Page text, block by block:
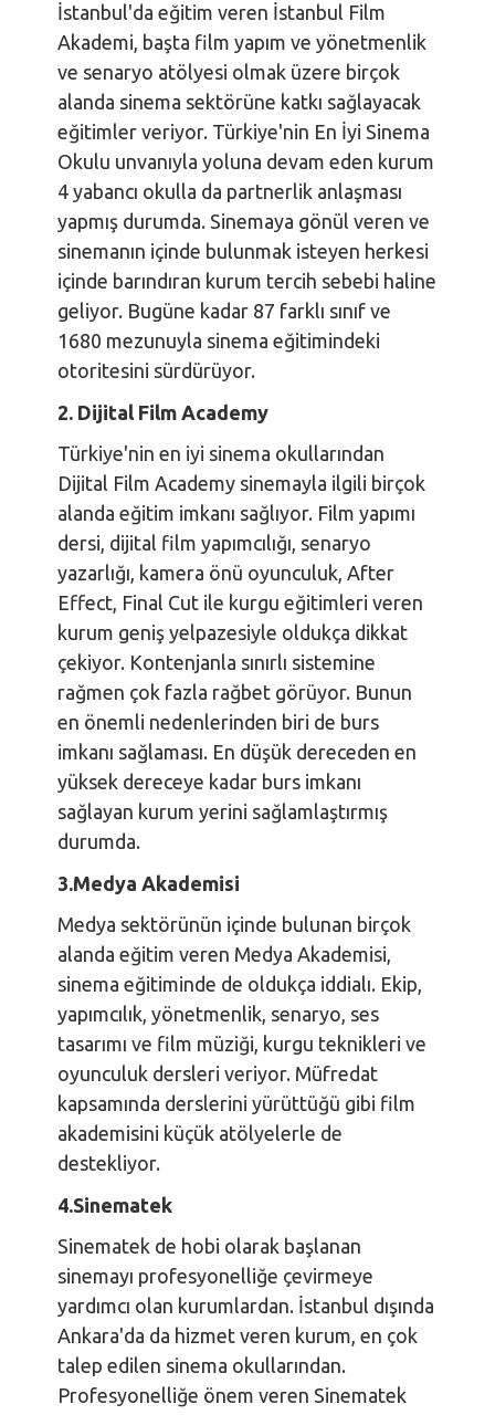
İstanbul'da eğitim veren İstanbul Film
Akademi, başta film yapım ve yönetmenlik
ve senaryo atölyesi olmak üzere birçok
alanda sinema sektörüne katkı sağlayacak
eğitimler veriyor. Türkiye'nin En İyi Sinema
Okulu unvanıyla yoluna devam eden kurum
4 yabancı okulla da partnerlik anlaşması
yapmış durumda. Sinemaya gönül veren ve
sinemanın içinde bulunmak isteyen herkesi
içinde barındıran kurum tercih sebebi haline
geliyor. Bugüne kadar 87 farklı sınıf ve
1680 mezunuyla sinema eğitimindeki
otoritesini sürdürüyor.
2. Dijital Film Academy
Türkiye'nin en iyi sinema okullarından
Dijital Film Academy sinemayla ilgili birçok
alanda eğitim imkanı sağlıyor. Film yapımı
dersi, dijital film yapımcılığı, senaryo
yazarlığı, kamera önü oyunculuk, After
Effect, Final Cut ile kurgu eğitimleri veren
kurum geniş yelpazesiyle oldukça dikkat
çekiyor. Kontenjanla sınırlı sistemine
rağmen çok fazla rağbet görüyor. Bunun
en önemli nedenlerinden biri de burs
imkanı sağlaması. En düşük dereceden en
yüksek dereceye kadar burs imkanı
sağlayan kurum yerini sağlamlaştırmış
durumda.
3.Medya Akademisi
Medya sektörünün içinde bulunan birçok
alanda eğitim veren Medya Akademisi,
sinema eğitiminde de oldukça iddialı. Ekip,
yapımcılık, yönetmenlik, senaryo, ses
tasarımı ve film müziği, kurgu teknikleri ve
oyunculuk dersleri veriyor. Müfredat
kapsamında derslerini yürüttüğü gibi film
akademisini küçük atölyelerle de
destekliyor.
4.Sinematek
Sinematek de hobi olarak başlanan
sinemayı profesyonelliğe çevirmeye
yardımcı olan kurumlardan. İstanbul dışında
Ankara'da da hizmet veren kurum, en çok
talep edilen sinema okullarından.
Profesyonelliğe önem veren Sinematek